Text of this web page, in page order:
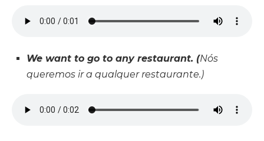
We want to go to any restaurant. (Nós
queremos ir a qualquer restaurante.)